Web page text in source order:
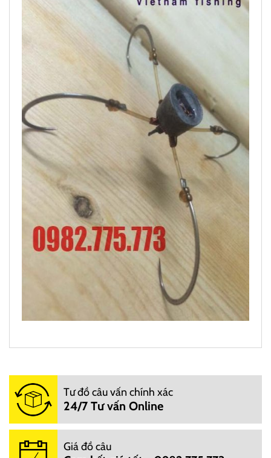
Docauonline.comBán lẻ đồ câu trực tiếp và online: Các
cửa hàng cung cấp cần câu, máy câu, lưỡi câu, phao,
Docauonline.comBán buôn/sỉ đồ câu: Cung cấp nguồn
Tư đồ câu vấn chính xác
24/7 Tư vấn Online
Giá đồ câu